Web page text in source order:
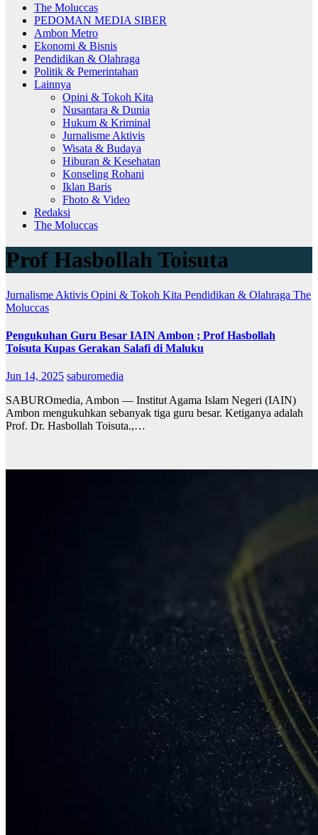
The Moluccas
PEDOMAN MEDIA SIBER
Ambon Metro
Ekonomi & Bisnis
Pendidikan & Olahraga
Politik & Pemerintahan
Lainnya
Opini & Tokoh Kita
Nusantara & Dunia
Hukum & Kriminal
Jurnalisme Aktivis
Wisata & Budaya
Hiburan & Kesehatan
Konseling Rohani
Iklan Baris
Fhoto & Video
Redaksi
The Moluccas
Prof Hasbollah Toisuta
Jurnalisme Aktivis Opini & Tokoh Kita Pendidikan & Olahraga The
Moluccas
Pengukuhan Guru Besar IAIN Ambon ; Prof Hasbollah
Toisuta Kupas Gerakan Salafi di Maluku
Jun 14, 2025 saburomedia
SABUROmedia, Ambon — Institut Agama Islam Negeri (IAIN)
Ambon mengukuhkan sebanyak tiga guru besar. Ketiganya adalah
Prof. Dr. Hasbollah Toisuta.,…